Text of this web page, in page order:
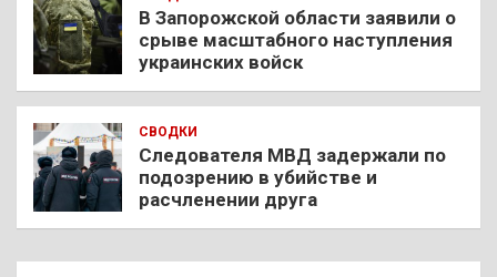
В Запорожской области заявили о
срыве масштабного наступления
украинских войск
СВОДКИ
Следователя МВД задержали по
подозрению в убийстве и
расчленении друга